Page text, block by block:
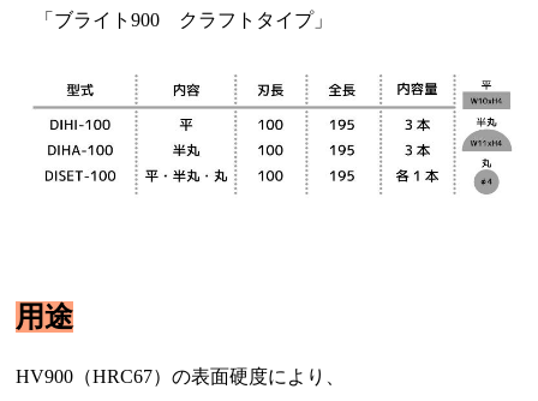
「ブライト900 クラフトタイプ」
用途
HV900（HRC67）の表面硬度により、